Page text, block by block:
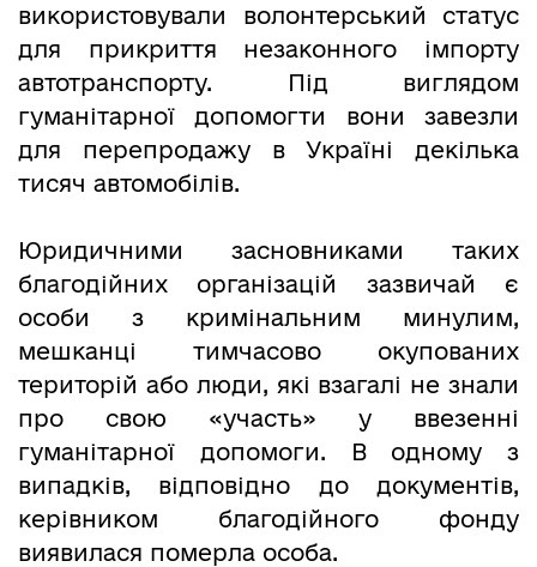
використовували волонтерський статус
для прикриття незаконного імпорту
автотранспорту. Під виглядом
гуманітарної допомогти вони завезли
для перепродажу в Україні декілька
тисяч автомобілів.
Юридичними засновниками таких
благодійних організацій зазвичай є
особи з кримінальним минулим,
мешканці тимчасово окупованих
територій або люди, які взагалі не знали
про свою «участь» у ввезенні
гуманітарної допомоги. В одному з
випадків, відповідно до документів,
керівником благодійного фонду
виявилася померла особа.